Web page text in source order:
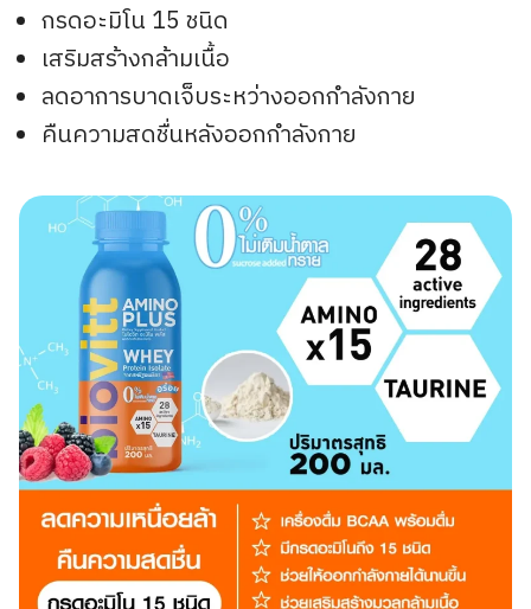
กรดอะมิโน 15 ชนิด
เสริมสร้างกล้ามเนื้อ
ลดอาการบาดเจ็บระหว่างออกกำลังกาย
คืนความสดชื่นหลังออกกำลังกาย